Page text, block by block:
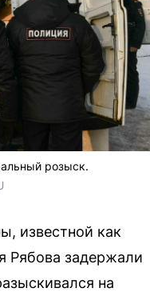
розыск.
известной как
Рябова задержали
на